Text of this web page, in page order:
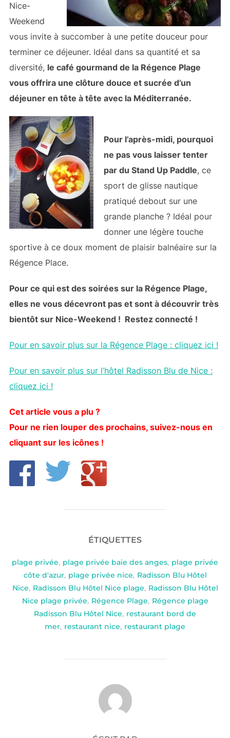
Nice-
Weekend
vous invite à succomber à une petite douceur pour
terminer ce déjeuner. Idéal dans sa quantité et sa
diversité, le café gourmand de la Régence Plage
vous offrira une clôture douce et sucrée d’un
déjeuner en tête à tête avec la Méditerranée.
Pour l’après-midi, pourquoi
ne pas vous laisser tenter
par du Stand Up Paddle, ce
sport de glisse nautique
pratiqué debout sur une
grande planche ? Idéal pour
donner une légère touche
sportive à ce doux moment de plaisir balnéaire sur la
Régence Place.
Pour ce qui est des soirées sur la Régence Plage,
elles ne vous décevront pas et sont à découvrir très
bientôt sur Nice-Weekend ! Restez connecté !
Pour en savoir plus sur la Régence Plage : cliquez ici !
Pour en savoir plus sur l’hôtel Radisson Blu de Nice :
cliquez ici !
Cet article vous a plu ?
Pour ne rien louper des prochains, suivez-nous en
cliquant sur les icônes !
ÉTIQUETTES
plage privée, plage privée baie des anges, plage privée
côte d'azur, plage privée nice, Radisson Blu Hôtel
Nice, Radisson Blu Hôtel Nice plage, Radisson Blu Hôtel
Nice plage privée, Régence Plage, Régence plage
Radisson Blu Hôtel Nice, restaurant bord de
mer, restaurant nice, restaurant plage
AUTEUR DE LA PUBLICATION